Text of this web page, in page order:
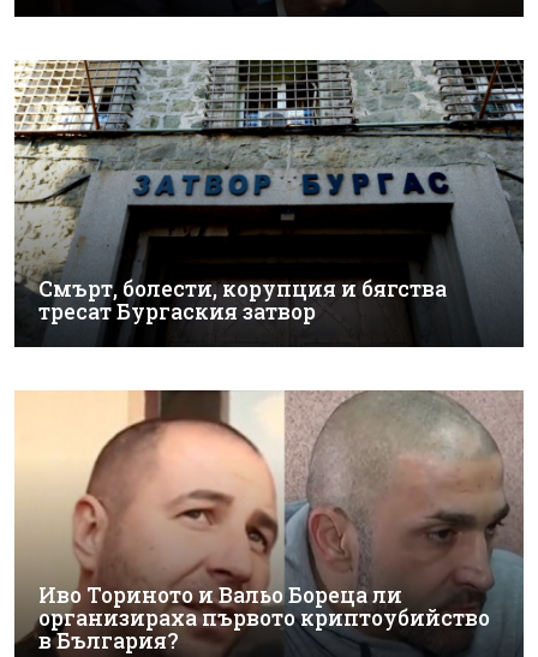
Смърт, болести, корупция и бягства
тресат Бургаския затвор
Иво Ториното и Вальо Бореца ли
организираха първото криптоубийство
в България?